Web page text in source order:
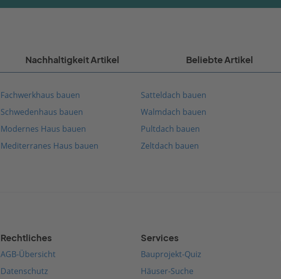
Nachhaltigkeit Artikel Beliebte Artikel
Fachwerkhaus bauen
Schwedenhaus bauen
Modernes Haus bauen
Mediterranes Haus bauen
Satteldach bauen
Walmdach bauen
Pultdach bauen
Zeltdach bauen
Rechtliches
AGB-Übersicht
Datenschutz
Services
Bauprojekt-Quiz
Häuser-Suche